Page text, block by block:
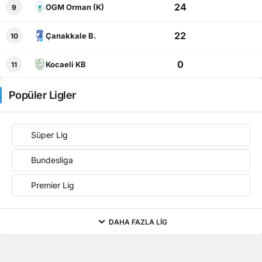
9 OGM Orman (K) 24
10 Çanakkale B. 22
11 Kocaeli KB 0
Popüler Ligler
Süper Lig
Bundesliga
Premier Lig
DAHA FAZLA LIG